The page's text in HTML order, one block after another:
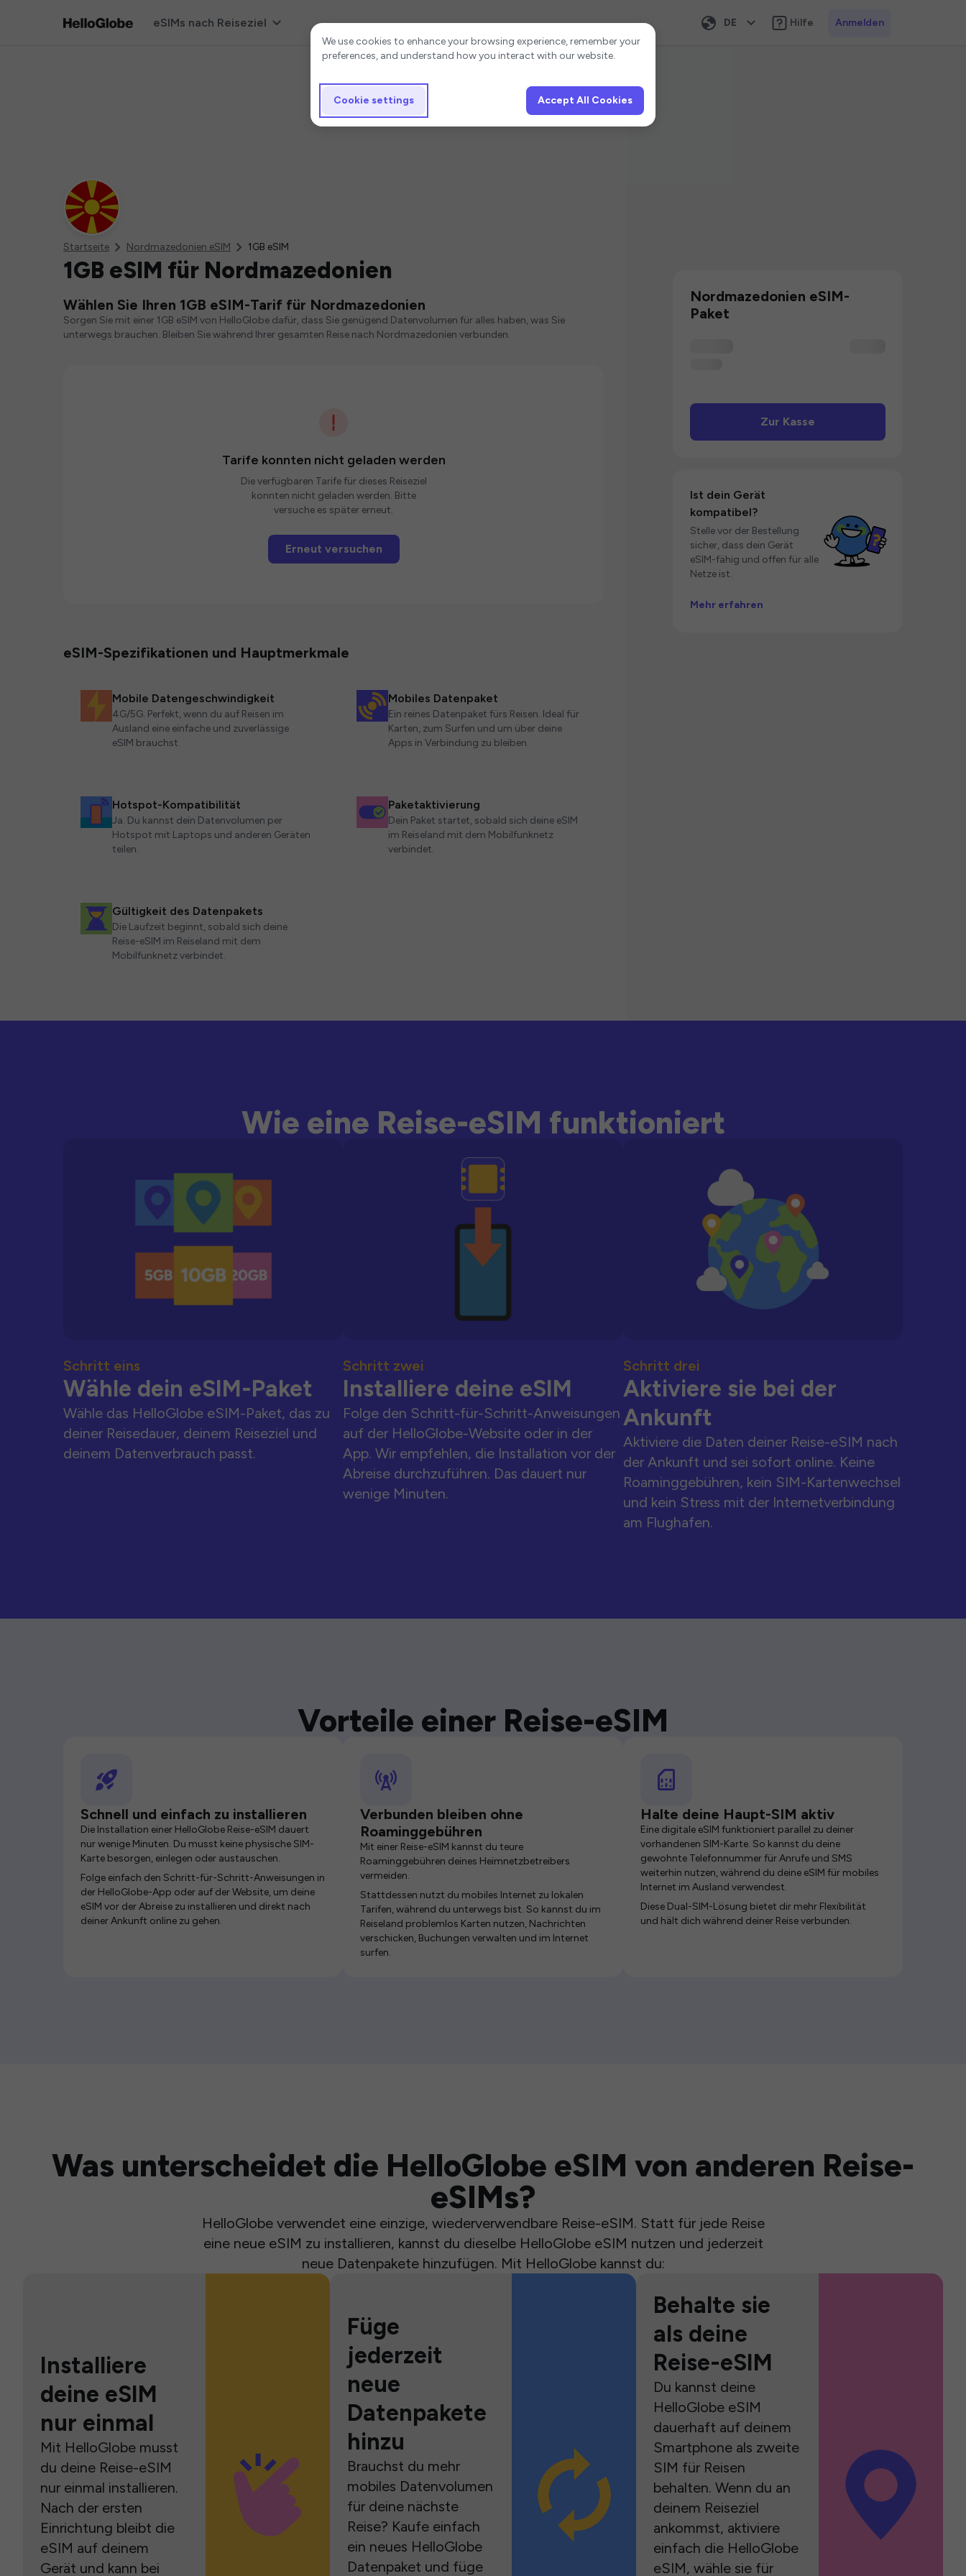
eSIMs nach Reiseziel DE Hilfe Anmelden
Startseite Nordmazedonien eSIM 1GB eSIM
1GB eSIM für Nordmazedonien
Wählen Sie Ihren 1GB eSIM-Tarif für Nordmazedonien
Sorgen Sie mit einer 1GB eSIM von HelloGlobe dafür, dass Sie genügend Datenvolumen für alles haben, was Sie
unterwegs brauchen. Bleiben Sie während Ihrer gesamten Reise nach Nordmazedonien verbunden.
Tarife konnten nicht geladen werden
Die verfügbaren Tarife für dieses Reiseziel
konnten nicht geladen werden. Bitte
versuche es später erneut.
Erneut versuchen
eSIM-Spezifikationen und Hauptmerkmale
Mobile Datengeschwindigkeit
4G/5G. Perfekt, wenn du auf Reisen im
Ausland eine einfache und zuverlässige
eSIM brauchst.
Mobiles Datenpaket
Ein reines Datenpaket fürs Reisen. Ideal für
Karten, zum Surfen und um über deine
Apps in Verbindung zu bleiben.
Hotspot-Kompatibilität
Ja. Du kannst dein Datenvolumen per
Hotspot mit Laptops und anderen Geräten
teilen.
Paketaktivierung
Dein Paket startet, sobald sich deine eSIM
im Reiseland mit dem Mobilfunknetz
verbindet.
Gültigkeit des Datenpakets
Die Laufzeit beginnt, sobald sich deine
Reise-eSIM im Reiseland mit dem
Mobilfunknetz verbindet.
Nordmazedonien eSIM-
Paket
Zur Kasse
Ist dein Gerät
kompatibel?
Stelle vor der Bestellung
sicher, dass dein Gerät
eSIM-fähig und offen für alle
Netze ist.
Mehr erfahren
Wie eine Reise-eSIM funktioniert
Schritt eins
Wähle dein eSIM-Paket
Wähle das HelloGlobe eSIM-Paket, das zu
deiner Reisedauer, deinem Reiseziel und
deinem Datenverbrauch passt.
Schritt zwei
Installiere deine eSIM
Folge den Schritt-für-Schritt-Anweisungen
auf der HelloGlobe-Website oder in der
App. Wir empfehlen, die Installation vor der
Abreise durchzuführen. Das dauert nur
wenige Minuten.
Schritt drei
Aktiviere sie bei der
Ankunft
Aktiviere die Daten deiner Reise-eSIM nach
der Ankunft und sei sofort online. Keine
Roaminggebühren, kein SIM-Kartenwechsel
und kein Stress mit der Internetverbindung
am Flughafen.
Vorteile einer Reise-eSIM
Schnell und einfach zu installieren
Die Installation einer HelloGlobe Reise-eSIM dauert
nur wenige Minuten. Du musst keine physische SIM-
Karte besorgen, einlegen oder austauschen.
Folge einfach den Schritt-für-Schritt-Anweisungen in
der HelloGlobe-App oder auf der Website, um deine
eSIM vor der Abreise zu installieren und direkt nach
deiner Ankunft online zu gehen.
Verbunden bleiben ohne
Roaminggebühren
Mit einer Reise-eSIM kannst du teure
Roaminggebühren deines Heimnetzbetreibers
vermeiden.
Stattdessen nutzt du mobiles Internet zu lokalen
Tarifen, während du unterwegs bist. So kannst du im
Reiseland problemlos Karten nutzen, Nachrichten
verschicken, Buchungen verwalten und im Internet
surfen.
Halte deine Haupt-SIM aktiv
Eine digitale eSIM funktioniert parallel zu deiner
vorhandenen SIM-Karte. So kannst du deine
gewohnte Telefonnummer für Anrufe und SMS
weiterhin nutzen, während du deine eSIM für mobiles
Internet im Ausland verwendest.
Diese Dual-SIM-Lösung bietet dir mehr Flexibilität
und hält dich während deiner Reise verbunden.
Was unterscheidet die HelloGlobe eSIM von anderen Reise-
eSIMs?
HelloGlobe verwendet eine einzige, wiederverwendbare Reise-eSIM. Statt für jede Reise
eine neue eSIM zu installieren, kannst du dieselbe HelloGlobe eSIM nutzen und jederzeit
neue Datenpakete hinzufügen. Mit HelloGlobe kannst du:
Installiere
deine eSIM
nur einmal
Mit HelloGlobe musst
du deine Reise-eSIM
nur einmal installieren.
Nach der ersten
Einrichtung bleibt die
eSIM auf deinem
Gerät und kann bei
Füge
jederzeit
neue
Datenpakete
hinzu
Brauchst du mehr
mobiles Datenvolumen
für deine nächste
Reise? Kaufe einfach
ein neues HelloGlobe
Datenpaket und füge
Behalte sie
als deine
Reise-eSIM
Du kannst deine
HelloGlobe eSIM
dauerhaft auf deinem
Smartphone als zweite
SIM für Reisen
behalten. Wenn du an
deinem Reiseziel
ankommst, aktiviere
einfach die HelloGlobe
eSIM, wähle sie für
Cookie settings
We use cookies to enhance your browsing experience, remember your
preferences, and understand how you interact with our website.
Cookie settings Accept All Cookies